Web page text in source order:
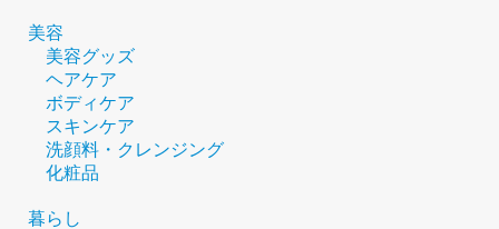
美容
美容グッズ
ヘアケア
ボディケア
スキンケア
洗顔料・クレンジング
化粧品
暮らし